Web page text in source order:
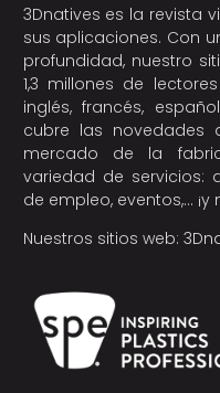
3Dnatives es la revista
sus aplicaciones. Con
profundidad, nuestro
1,3 millones de
inglés, francés,
cubre las novedades
mercado de la
variedad de servicios:
de empleo, eventos,…
Nuestros sitios web: